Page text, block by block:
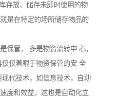
存放、储存未即时使用的物
是在特定的场所储存物品的
保管， 多是物资流转中 心，
仅着眼于物资保管的安 全
代技术，如信息技术，自动
度和效益，这也是自动化立